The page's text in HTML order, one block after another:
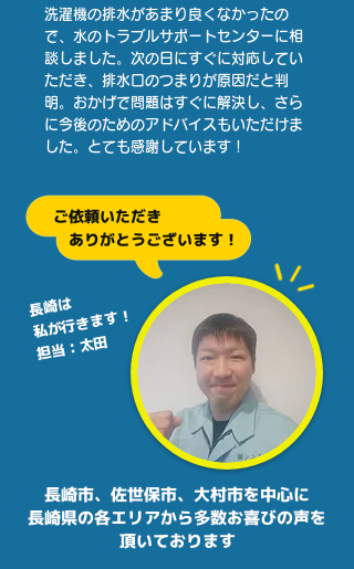
洗濯機の排水があまり良くなかったの
で、水のトラブルサポートセンターに相
談しました。次の日にすぐに対応してい
ただき、排水口のつまりが原因だと判
明。おかげで問題はすぐに解決し、さら
に今後のためのアドバイスもいただけま
した。とても感謝しています！
ご依頼いただき
ありがとうございます！
長崎は
私が行きます！
​​担当：太田
長崎市、佐世保市、大村市を中心に
長崎県の各エリアから多数お喜びの声を
頂いております